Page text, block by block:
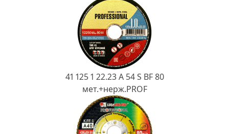
41 125 1 22.23 A 54 S BF 80
мет.+нерж.PROF